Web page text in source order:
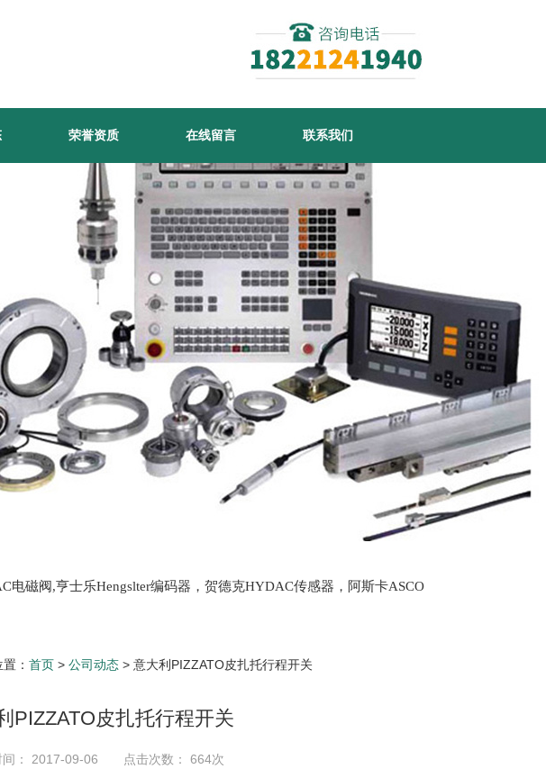
荣誉资质 在线留言 联系我们
电磁阀,亨士乐Hengslter编码器，贺德克HYDAC传感器，阿斯卡ASCO
： 首页 > 公司动态 > 意大利PIZZATO皮扎托行程开关
PIZZATO皮扎托行程开关
间： 2017-09-06 点击次数： 664次